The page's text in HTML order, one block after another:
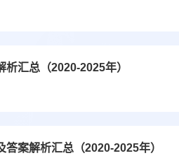
汇总（2020-2025年）
案解析汇总（2020-2025年）